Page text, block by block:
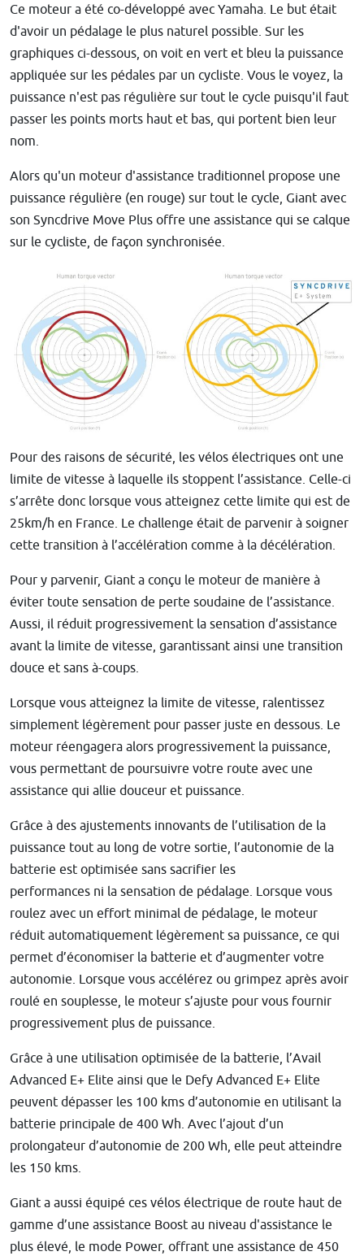
Ce moteur a été co-développé avec Yamaha. Le but était
d'avoir un pédalage le plus naturel possible. Sur les
graphiques ci-dessous, on voit en vert et bleu la puissance
appliquée sur les pédales par un cycliste. Vous le voyez, la
puissance n'est pas régulière sur tout le cycle puisqu'il faut
passer les points morts haut et bas, qui portent bien leur
nom.
Alors qu'un moteur d'assistance traditionnel propose une
puissance régulière (en rouge) sur tout le cycle, Giant avec
son Syncdrive Move Plus offre une assistance qui se calque
sur le cycliste, de façon synchronisée.
Pour des raisons de sécurité, les vélos électriques ont une
limite de vitesse à laquelle ils stoppent l’assistance. Celle-ci
s’arrête donc lorsque vous atteignez cette limite qui est de
25km/h en France. Le challenge était de parvenir à soigner
cette transition à l’accélération comme à la décélération.
Pour y parvenir, Giant a conçu le moteur de manière à
éviter toute sensation de perte soudaine de l’assistance.
Aussi, il réduit progressivement la sensation d’assistance
avant la limite de vitesse, garantissant ainsi une transition
douce et sans à-coups.
Lorsque vous atteignez la limite de vitesse, ralentissez
simplement légèrement pour passer juste en dessous. Le
moteur réengagera alors progressivement la puissance,
vous permettant de poursuivre votre route avec une
assistance qui allie douceur et puissance.
Grâce à des ajustements innovants de l’utilisation de la
puissance tout au long de votre sortie, l’autonomie de la
batterie est optimisée sans sacrifier les
performances ni la sensation de pédalage. Lorsque vous
roulez avec un effort minimal de pédalage, le moteur
réduit automatiquement légèrement sa puissance, ce qui
permet d’économiser la batterie et d’augmenter votre
autonomie. Lorsque vous accélérez ou grimpez après avoir
roulé en souplesse, le moteur s’ajuste pour vous fournir
progressivement plus de puissance.
Grâce à une utilisation optimisée de la batterie, l’Avail
Advanced E+ Elite ainsi que le Defy Advanced E+ Elite
peuvent dépasser les 100 kms d’autonomie en utilisant la
batterie principale de 400 Wh. Avec l’ajout d’un
prolongateur d’autonomie de 200 Wh, elle peut atteindre
les 150 kms.
Giant a aussi équipé ces vélos électrique de route haut de
gamme d’une assistance Boost au niveau d'assistance le
plus élevé, le mode Power, offrant une assistance de 450